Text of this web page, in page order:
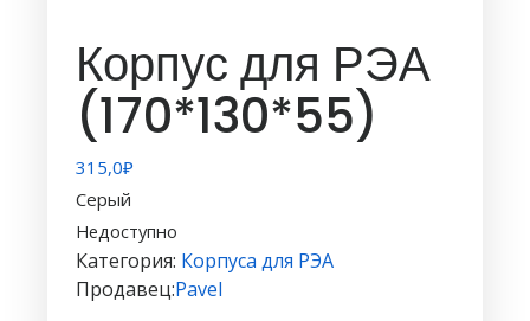
Корпус для РЭА
(170*130*55)
315,0₽
Серый
Недоступно
Категория: Корпуса для РЭА
Продавец:Pavel